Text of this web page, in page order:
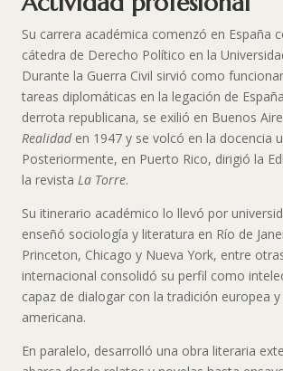
Su carrera académica comenzó en España
cátedra de Derecho Político en la
Durante la Guerra Civil sirvió como
tareas diplomáticas en la legación de
derrota republicana, se exilió en Buenos
Realidaden 1947 y se volcó en la docencia
Posteriormente, en Puerto Rico, dirigió la
la revistaLa Torre.
Su itinerario académico lo llevó por
enseñó sociología y literatura en Río de
Princeton, Chicago y Nueva York, entre
internacional consolidó su perfil como
capaz de dialogar con la tradición europea
americana.
En paralelo, desarrolló una obra literaria